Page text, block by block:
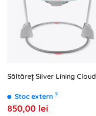
Săltăreț Silver Lining Cloud
Stoc extern ?
850,00 lei